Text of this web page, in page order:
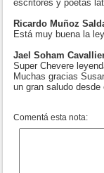
escritores y poetas
Ricardo Muñoz
Está muy buena la
Jael Soham
Super Chevere
Muchas gracias
un gran saludo desde
Comentá esta nota: